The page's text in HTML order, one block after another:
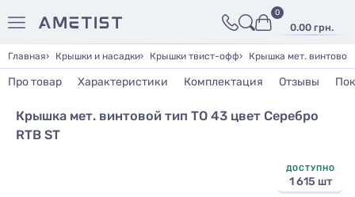
0.00 грн.
0
Главная Крышки и насадки Крышки твист-офф Крышка мет. винтовой
Про товар Характеристики Комплектация Отзывы
Крышка мет. винтовой тип ТО 43 цвет Серебро
RTB ST
ДОСТУПНО
1 615 шт